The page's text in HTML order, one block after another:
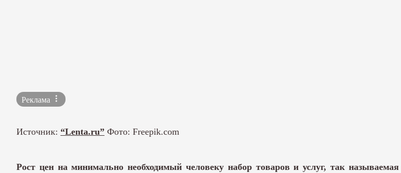
Реклама
Источник: “Lenta.ru” Фото: Freepik.com
Рост цен на минимально необходимый человеку набор товаров и услуг, так